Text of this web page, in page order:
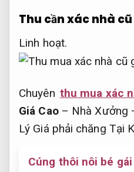
Thu cần xác nhà
Linh hoạt.
Chuyên thu mua xác
Giá Cao– Nhà Xưởng
Lý Giá phải chăng Tại
Cúng thôi nôi bé